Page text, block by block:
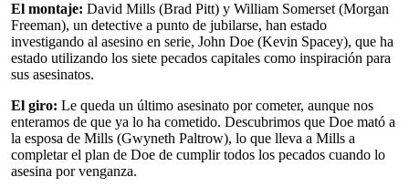
El montaje: David Mills (Brad Pitt) y William Somerset (Morgan
Freeman), un detective a punto de jubilarse, han estado
investigando al asesino en serie, John Doe (Kevin Spacey), que ha
estado utilizando los siete pecados capitales como inspiración para
sus asesinatos.
El giro: Le queda un último asesinato por cometer, aunque nos
enteramos de que ya lo ha cometido. Descubrimos que Doe mató a
la esposa de Mills (Gwyneth Paltrow), lo que lleva a Mills a
completar el plan de Doe de cumplir todos los pecados cuando lo
asesina por venganza.